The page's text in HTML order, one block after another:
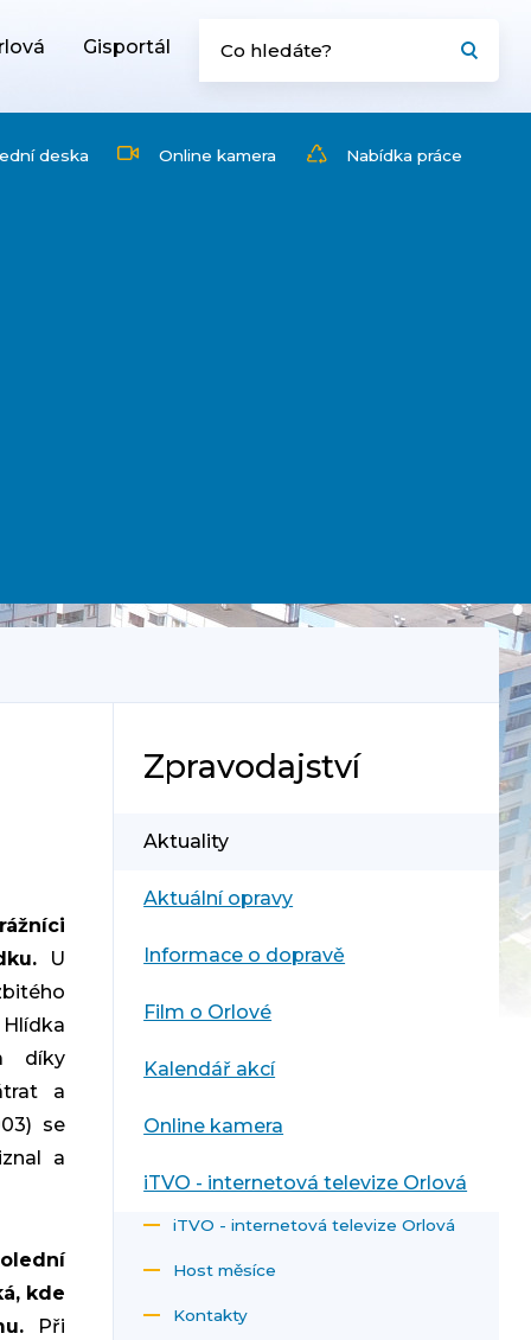
Gisportál
deska Online kamera Nabídka práce
U
díky
a
se
a
kde
Při
Zpravodajství
Aktuality
Aktuální opravy
Informace o dopravě
Film o Orlové
Kalendář akcí
Online kamera
iTVO - internetová televize Orlová
iTVO - internetová televize Orlová
Host měsíce
Kontakty